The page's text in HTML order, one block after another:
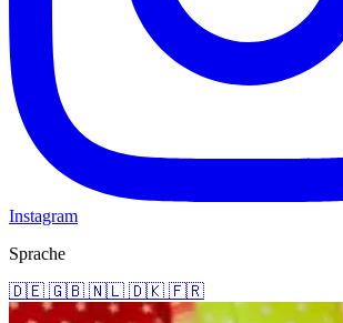
Instagram
Sprache
🇩🇪 🇬🇧 🇳🇱 🇩🇰 🇫🇷